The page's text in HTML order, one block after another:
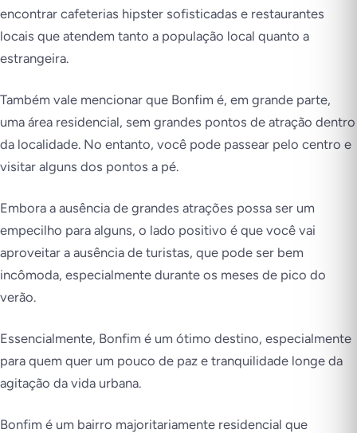
encontrar cafeterias hipster sofisticadas e restaurantes
locais que atendem tanto a população local quanto a
estrangeira.
Também vale mencionar que Bonfim é, em grande parte,
uma área residencial, sem grandes pontos de atração dentro
da localidade. No entanto, você pode passear pelo centro e
visitar alguns dos pontos a pé.
Embora a ausência de grandes atrações possa ser um
empecilho para alguns, o lado positivo é que você vai
aproveitar a ausência de turistas, que pode ser bem
incômoda, especialmente durante os meses de pico do
verão.
Essencialmente, Bonfim é um ótimo destino, especialmente
para quem quer um pouco de paz e tranquilidade longe da
agitação da vida urbana.
Bonfim é um bairro majoritariamente residencial que